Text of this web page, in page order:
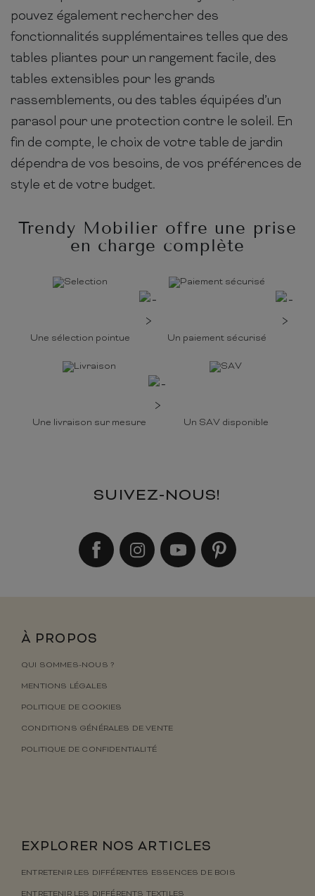
pouvez également rechercher des
fonctionnalités supplémentaires telles que des
tables pliantes pour un rangement facile, des
tables extensibles pour les grands
rassemblements, ou des tables équipées d’un
parasol pour une protection contre le soleil. En
fin de compte, le choix de votre table de jardin
dépendra de vos besoins, de vos préférences de
style et de votre budget.
Trendy Mobilier offre une prise
en charge complète
Une sélection pointue Un paiement sécurisé
Une livraison sur mesure Un SAV disponible
SUIVEZ-NOUS!
À PROPOS
QUI SOMMES-NOUS ?
MENTIONS LÉGALES
POLITIQUE DE COOKIES
CONDITIONS GÉNÉRALES DE VENTE
POLITIQUE DE CONFIDENTIALITÉ
EXPLORER NOS ARTICLES
ENTRETENIR LES DIFFÉRENTES ESSENCES DE BOIS